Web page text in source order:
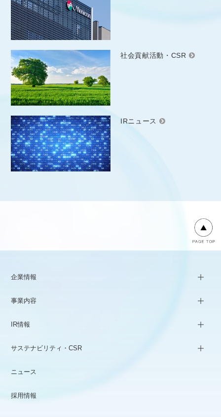
社会貢献活動・CSR
IRニュース
企業情報
事業内容
IR情報
サステナビリティ・CSR
ニュース
採用情報